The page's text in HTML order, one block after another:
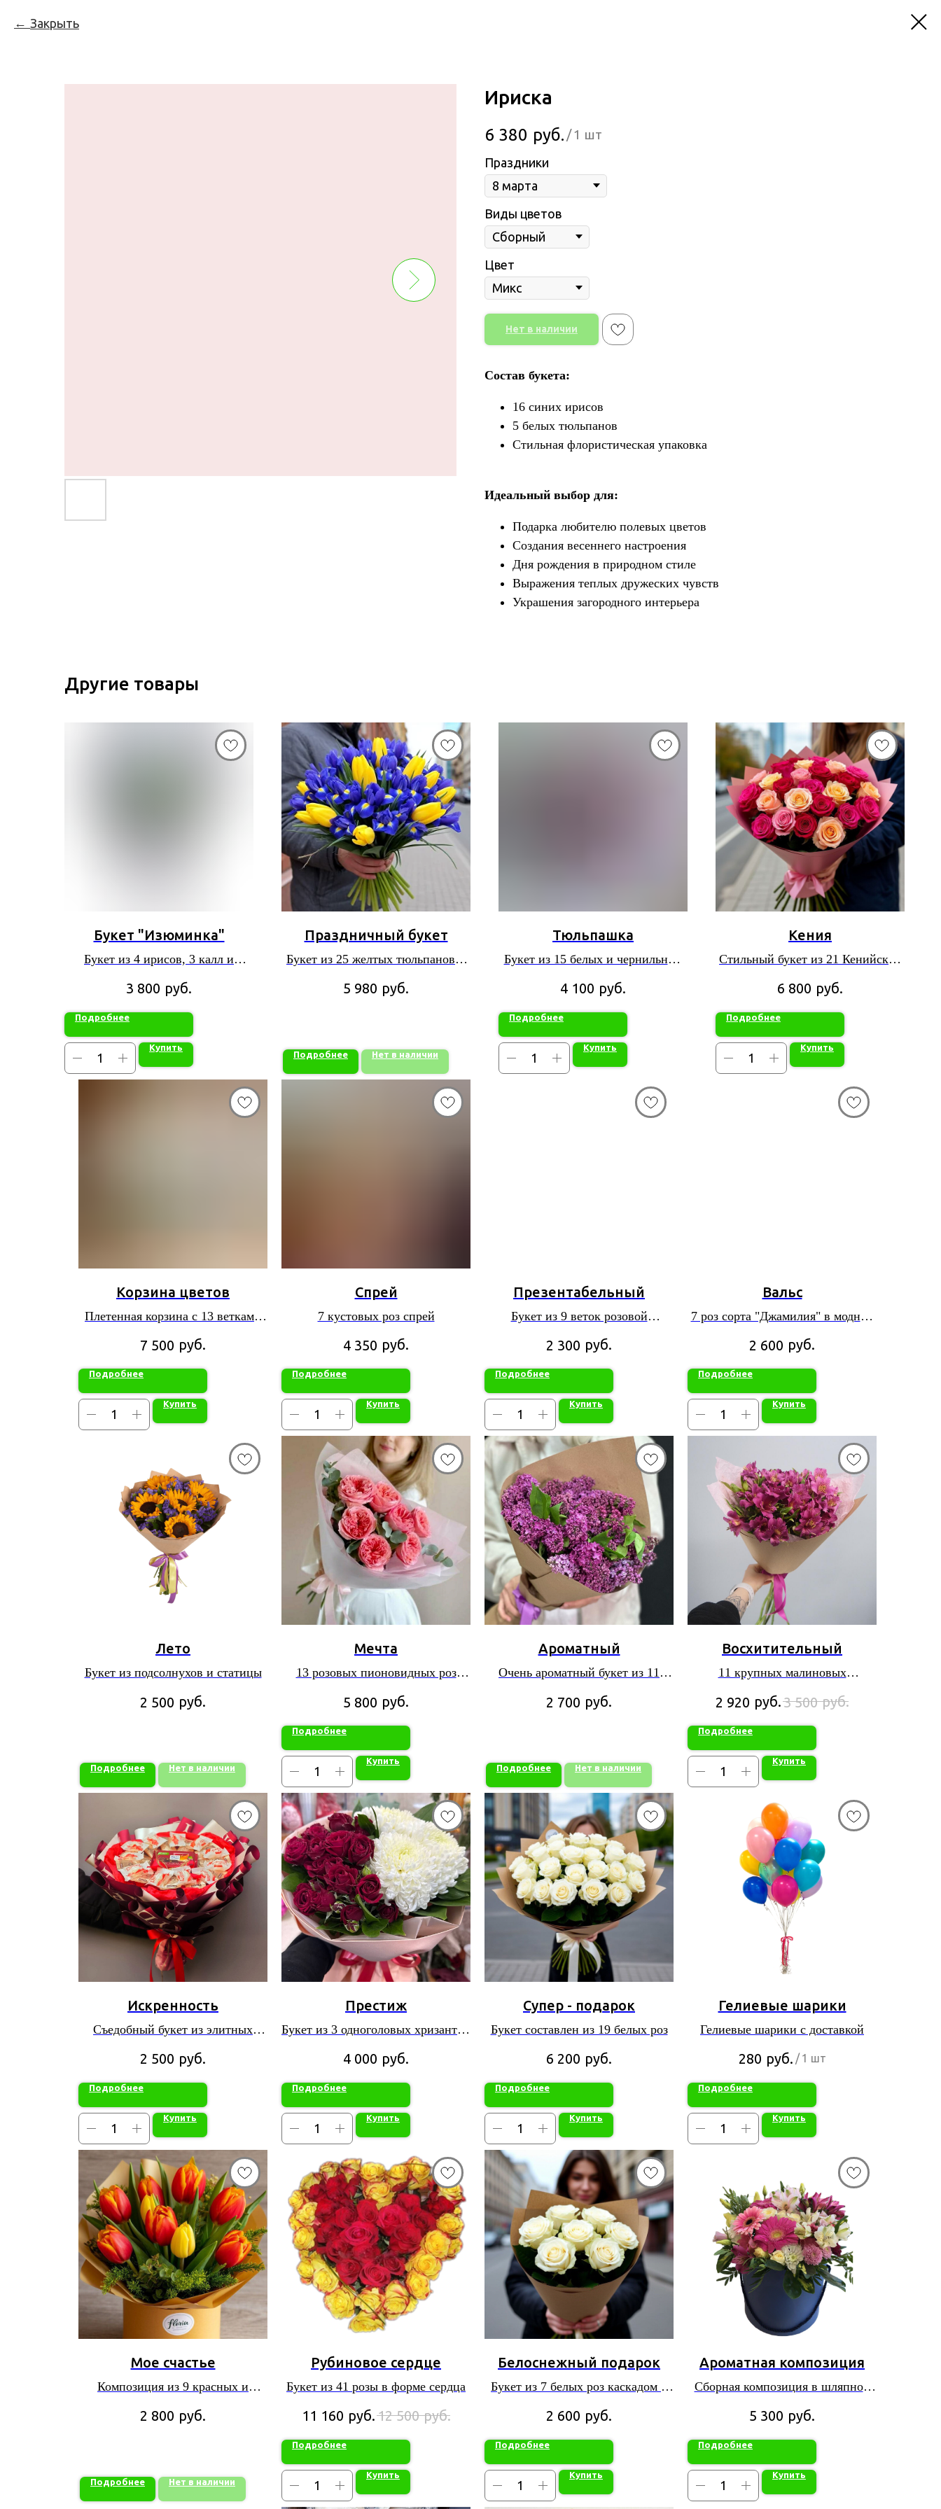
Закрыть
Ириска
6 380 руб. /1 шт
Праздники
Виды цветов
Цвет
Нет в наличии
Состав букета:
16 синих ирисов
5 белых тюльпанов
Стильная флористическая упаковка
Идеальный выбор для:
Подарка любителю полевых цветов
Создания весеннего настроения
Дня рождения в природном стиле
Выражения теплых дружеских чувств
Украшения загородного интерьера
Другие товары
Букет "Изюминка"
Букет из 4 ирисов, 3 калл и
3 800 руб.
Подробнее
Купить
Праздничный букет
Букет из 25 желтых тюльпанов и
5 980 руб.
Подробнее Нет в наличии
Тюльпашка
Букет из 15 белых и чернильных
4 100 руб.
Подробнее
Купить
Кения
Стильный букет из 21 Кенийской
6 800 руб.
Подробнее
Купить
Корзина цветов
Плетенная корзина с 13 ветками
хризантем
7 500 руб.
Подробнее
Купить
Спрей
7 кустовых роз спрей
4 350 руб.
Подробнее
Купить
Презентабельный
Букет из 9 веток розовой
гипсофилы
2 300 руб.
Подробнее
Купить
Вальс
7 роз сорта "Джамилия" в модной
2 600 руб.
Подробнее
Купить
Лето
Букет из подсолнухов и статицы
2 500 руб.
Подробнее Нет в наличии
Мечта
13 розовых пионовидных роз
сорта «Лондон Ай» в упаковке из
листов фоамирана
5 800 руб.
Подробнее
Купить
Ароматный
Очень ароматный букет из 11
веток сирени
2 700 руб.
Подробнее Нет в наличии
Восхитительный
11 крупных малиновых
альстромерий
2 920 руб.3 500 руб.
Подробнее
Купить
Искренность
Съедобный букет из элитных
сладостей
2 500 руб.
Подробнее
Купить
Престиж
Букет из 3 одноголовых хризантем
и 4 кустовых роз
4 000 руб.
Подробнее
Купить
Супер - подарок
Букет составлен из 19 белых роз
6 200 руб.
Подробнее
Купить
Гелиевые шарики
Гелиевые шарики с доставкой
280 руб. / 1 шт
Подробнее
Купить
Мое счастье
Композиция из 9 красных и
декоративной зеленью
2 800 руб.
Подробнее Нет в наличии
Рубиновое сердце
Букет из 41 розы в форме сердца
11 160 руб.12 500 руб.
Подробнее
Купить
Белоснежный подарок
Букет из 7 белых роз каскадом в
2 600 руб.
Подробнее
Купить
Ароматная композиция
Сборная композиция в шляпной
5 300 руб.
Подробнее
Купить